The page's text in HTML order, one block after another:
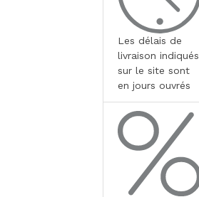
Les délais de
livraison indiqués
sur le site sont
en jours ouvrés